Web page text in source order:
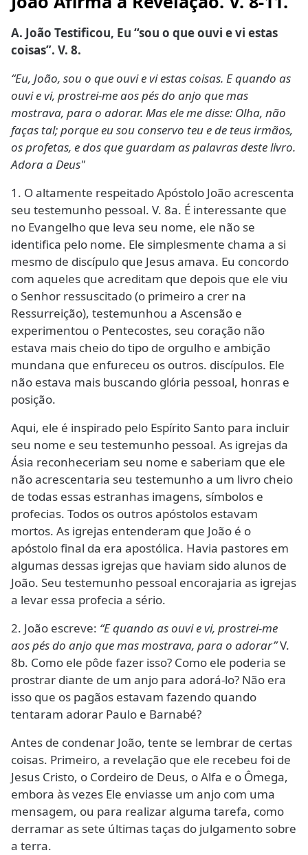
A. João Testificou, Eu “sou o que ouvi e vi estas
coisas”. V. 8.
“Eu, João, sou o que ouvi e vi estas coisas. E quando as
ouvi e vi, prostrei-me aos pés do anjo que mas
mostrava, para o adorar. Mas ele me disse: Olha, não
faças tal; porque eu sou conservo teu e de teus irmãos,
os profetas, e dos que guardam as palavras deste livro.
Adora a Deus"
1. O altamente respeitado Apóstolo João acrescenta
seu testemunho pessoal. V. 8a. É interessante que
no Evangelho que leva seu nome, ele não se
identifica pelo nome. Ele simplesmente chama a si
mesmo de discípulo que Jesus amava. Eu concordo
com aqueles que acreditam que depois que ele viu
o Senhor ressuscitado (o primeiro a crer na
Ressurreição), testemunhou a Ascensão e
experimentou o Pentecostes, seu coração não
estava mais cheio do tipo de orgulho e ambição
mundana que enfureceu os outros. discípulos. Ele
não estava mais buscando glória pessoal, honras e
posição.
Aqui, ele é inspirado pelo Espírito Santo para incluir
seu nome e seu testemunho pessoal. As igrejas da
Ásia reconheceriam seu nome e saberiam que ele
não acrescentaria seu testemunho a um livro cheio
de todas essas estranhas imagens, símbolos e
profecias. Todos os outros apóstolos estavam
mortos. As igrejas entenderam que João é o
apóstolo final da era apostólica. Havia pastores em
algumas dessas igrejas que haviam sido alunos de
João. Seu testemunho pessoal encorajaria as igrejas
a levar essa profecia a sério.
2. João escreve: “E quando as ouvi e vi, prostrei-me
aos pés do anjo que mas mostrava, para o adorar”V.
8b. Como ele pôde fazer isso? Como ele poderia se
prostrar diante de um anjo para adorá-lo? Não era
isso que os pagãos estavam fazendo quando
tentaram adorar Paulo e Barnabé?
Antes de condenar João, tente se lembrar de certas
coisas. Primeiro, a revelação que ele recebeu foi de
Jesus Cristo, o Cordeiro de Deus, o Alfa e o Ômega,
embora às vezes Ele enviasse um anjo com uma
mensagem, ou para realizar alguma tarefa, como
derramar as sete últimas taças do julgamento sobre
a terra.